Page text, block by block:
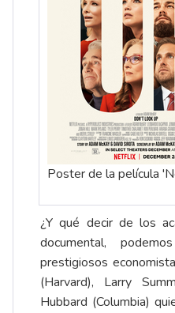
Poster de la película
¿Y qué decir de los
documental,
prestigiosos
(Harvard), Larry
Hubbard (Columbia)